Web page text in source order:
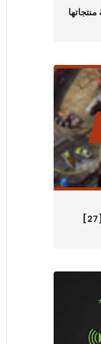
أفضل 5 ألعاب أندرويد لهذا الأسبوع العدد[27]